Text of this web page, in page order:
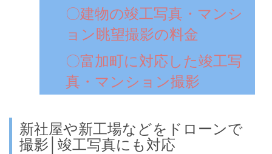
〇建物の竣工写真・マンシ
ョン眺望撮影の料金
〇富加町に対応した竣工写
真・マンション撮影
新社屋や新工場などをドローンで
撮影│竣工写真にも対応